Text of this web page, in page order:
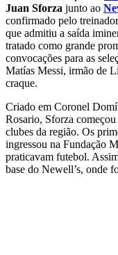
Juan Sforza junto ao
confirmado pelo
que admitiu a saída
tratado como grande
convocações para as
Matías Messi, irmão de
craque.
Criado em Coronel
Rosario, Sforza começou
clubes da região. Os
ingressou na Fundação
praticavam futebol.
base do Newell’s, onde